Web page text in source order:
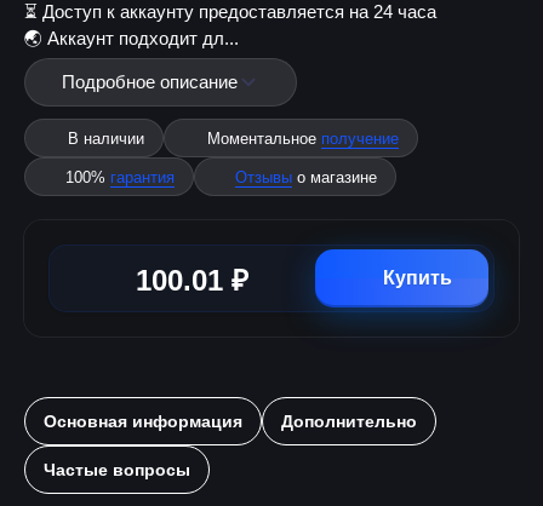
⏳ Доступ к аккаунту предоставляется на 24 часа
🌏 Аккаунт подходит дл...
Подробное описание
В наличии Моментальное получение
100% гарантия Отзывы о магазине
100.01 ₽ Купить
Основная информация Дополнительно
Частые вопросы